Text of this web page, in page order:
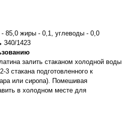
- 85,0 жиры - 0,1, углеводы - 0,0
340/1423
залить стаканом холодной воды
3 стакана подготовленного к
или сиропа). Помешивая
в холодном месте для